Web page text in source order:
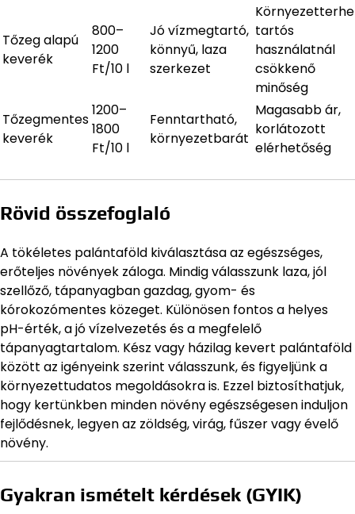
Tőzeg alapú
keverék
800–
1200
Ft/10 l
Jó vízmegtartó,
könnyű, laza
szerkezet
tartós
használatnál
csökkenő
minőség
Tőzegmentes
keverék
1200–
1800
Ft/10 l
Fenntartható,
környezetbarát
Magasabb ár,
korlátozott
elérhetőség
Rövid összefoglaló
A tökéletes palántaföld kiválasztása az egészséges,
erőteljes növények záloga. Mindig válasszunk laza, jól
szellőző, tápanyagban gazdag, gyom- és
kórokozómentes közeget. Különösen fontos a helyes
pH-érték, a jó vízelvezetés és a megfelelő
tápanyagtartalom. Kész vagy házilag kevert palántaföld
között az igényeink szerint válasszunk, és figyeljünk a
környezettudatos megoldásokra is. Ezzel biztosíthatjuk,
hogy kertünkben minden növény egészségesen induljon
fejlődésnek, legyen az zöldség, virág, fűszer vagy évelő
növény.
Gyakran ismételt kérdések (GYIK)